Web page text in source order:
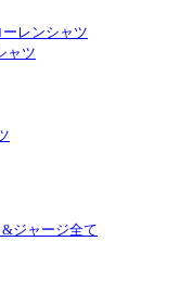
レンシャツ
ャツ
ジャージ全て